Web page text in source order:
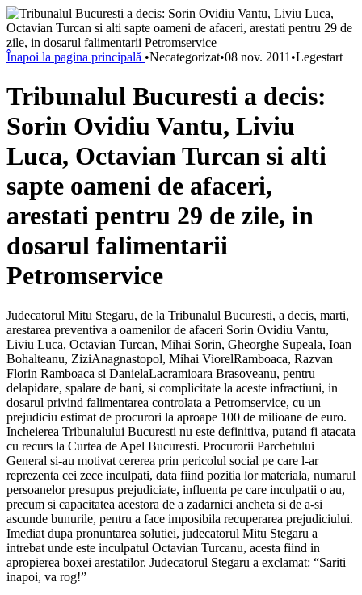
Înapoi la pagina principală •Necategorizat•08 nov. 2011 •Legestart
Tribunalul Bucuresti a decis:
Sorin Ovidiu Vantu, Liviu
Luca, Octavian Turcan si alti
sapte oameni de afaceri,
arestati pentru 29 de zile, in
dosarul falimentarii
Petromservice
Judecatorul Mitu Stegaru, de la Tribunalul Bucuresti, a decis, marti,
arestarea preventiva a oamenilor de afaceri Sorin Ovidiu Vantu,
Liviu Luca, Octavian Turcan, Mihai Sorin, Gheorghe Supeala, Ioan
Bohalteanu, ZiziAnagnastopol, Mihai ViorelRamboaca, Razvan
Florin Ramboaca si DanielaLacramioara Brasoveanu, pentru
delapidare, spalare de bani, si complicitate la aceste infractiuni, in
dosarul privind falimentarea controlata a Petromservice, cu un
prejudiciu estimat de procurori la aproape 100 de milioane de euro.
Incheierea Tribunalului Bucuresti nu este definitiva, putand fi atacata
cu recurs la Curtea de Apel Bucuresti. Procurorii Parchetului
General si-au motivat cererea prin pericolul social pe care l-ar
reprezenta cei zece inculpati, data fiind pozitia lor materiala, numarul
persoanelor presupus prejudiciate, influenta pe care inculpatii o au,
precum si capacitatea acestora de a zadarnici ancheta si de a-si
ascunde bunurile, pentru a face imposibila recuperarea prejudiciului.
Imediat dupa pronuntarea solutiei, judecatorul Mitu Stegaru a
intrebat unde este inculpatul Octavian Turcanu, acesta fiind in
apropierea boxei arestatilor. Judecatorul Stegaru a exclamat: “Sariti
inapoi, va rog!”